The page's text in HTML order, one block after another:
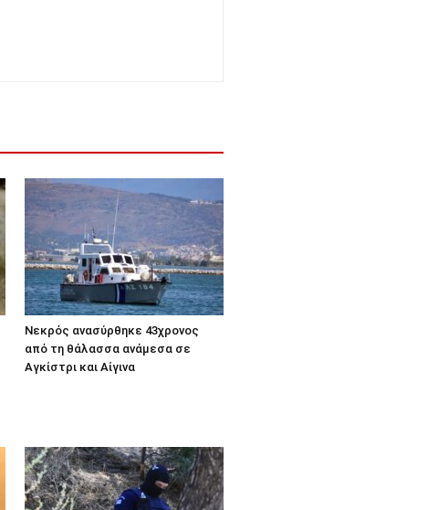
Νεκρός ανασύρθηκε 43χρονος
από τη θάλασσα ανάμεσα σε
Αγκίστρι και Αίγινα